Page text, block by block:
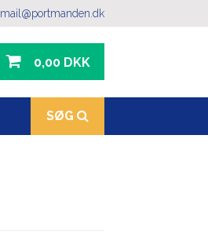
mail@portmanden.dk
0,00 DKK
SØG